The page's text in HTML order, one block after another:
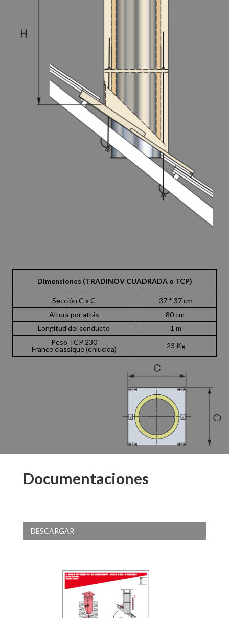
Dimensiones (TRADINOV CUADRADA o TCP)
Sección C x C
37 * 37 cm
Altura por atrás
80 cm
Longitud del conducto
1 m
Peso TCP 230
France classique (enlucida)
23 Kg
Documentaciones
DESCARGAR